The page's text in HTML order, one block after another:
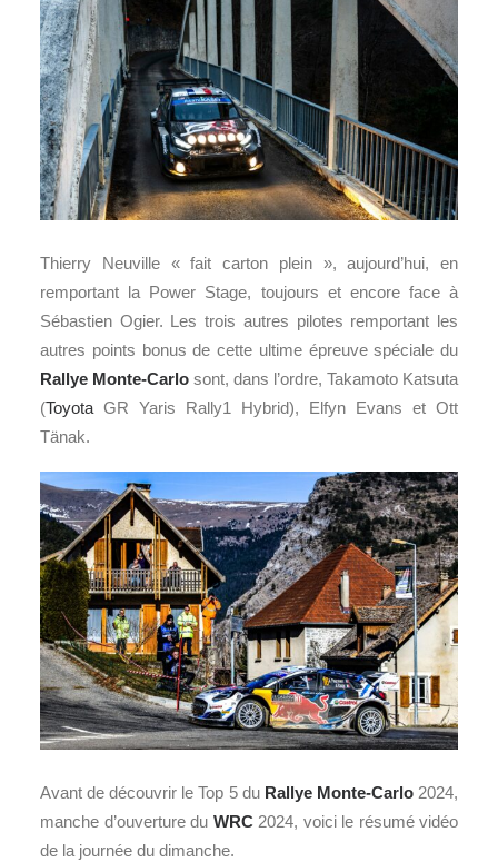
Thierry Neuville « fait carton plein », aujourd’hui, en
remportant la Power Stage, toujours et encore face à
Sébastien Ogier. Les trois autres pilotes remportant les
autres points bonus de cette ultime épreuve spéciale du
Rallye Monte-Carlo sont, dans l’ordre, Takamoto Katsuta
(Toyota GR Yaris Rally1 Hybrid), Elfyn Evans et Ott
Tänak.
Avant de découvrir le Top 5 du Rallye Monte-Carlo2024,
manche d’ouverture du WRC2024, voici le résumé vidéo
de la journée du dimanche.